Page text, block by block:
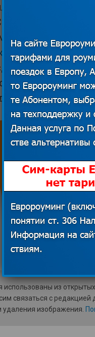
на всю
не
по Европе и
карту
В этот
раз, МТС
из
связаться с
удаления изображения.